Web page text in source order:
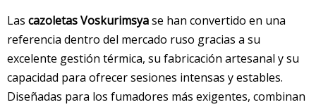
Las cazoletas Voskurimsyase han convertido en una
referencia dentro del mercado ruso gracias a su
excelente gestión térmica, su fabricación artesanal y su
capacidad para ofrecer sesiones intensas y estables.
Diseñadas para los fumadores más exigentes, combinan